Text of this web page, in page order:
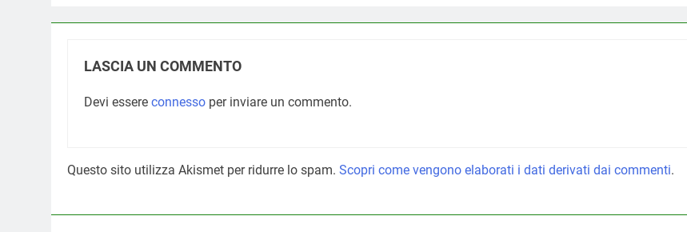
LASCIA UN COMMENTO
Devi essere connesso per inviare un commento.
Questo sito utilizza Akismet per ridurre lo spam. Scopri come vengono elaborati i dati derivati dai commenti.